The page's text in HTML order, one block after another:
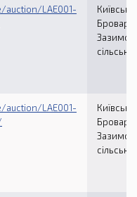
LAE001-
LAE001-